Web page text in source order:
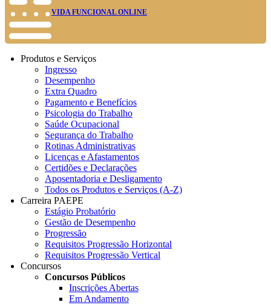
VIDA FUNCIONAL ONLINE
Produtos e Serviços
Ingresso
Desempenho
Extra Quadro
Pagamento e Benefícios
Psicologia do Trabalho
Saúde Ocupacional
Segurança do Trabalho
Rotinas Administrativas
Licenças e Afastamentos
Certidões e Declarações
Aposentadoria e Desligamento
Todos os Produtos e Serviços (A-Z)
Carreira PAEPE
Estágio Probatório
Gestão de Desempenho
Progressão
Requisitos Progressão Horizontal
Requisitos Progressão Vertical
Concursos
Concursos Públicos
Inscrições Abertas
Em Andamento